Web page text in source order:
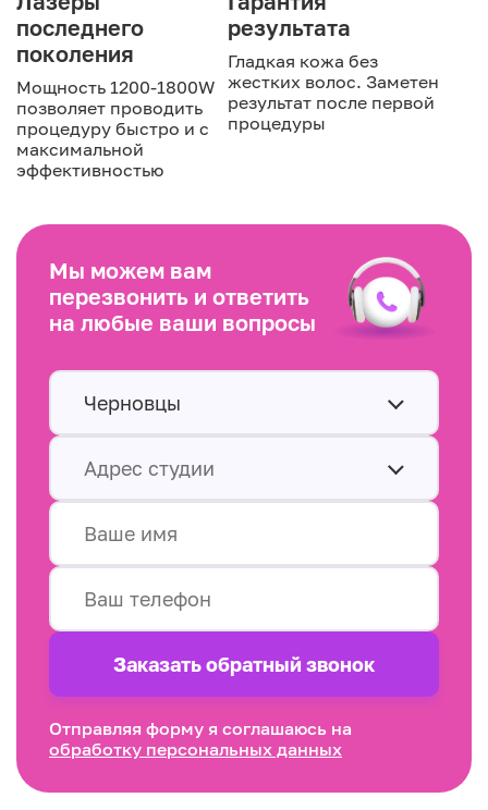
последнего
поколения
Мощность 1200-1800W
позволяет проводить
процедуру быстро и с
максимальной
эффективностью
результата
Гладкая кожа без
жестких волос. Заметен
результат после первой
процедуры
Мы можем вам
перезвонить и ответить
на любые ваши вопросы
Черновцы
Адрес студии
Заказать обратный звонок
Отправляя форму я соглашаюсь на
обработку персональных данных